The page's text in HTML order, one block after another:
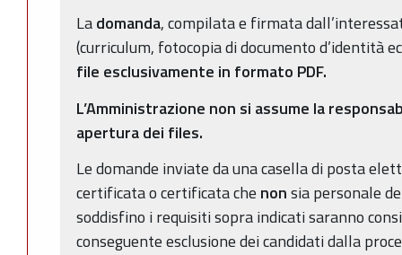
Ladomanda, compilata e firmata
(curriculum, fotocopia di documento d’identità
file esclusivamente in formato PDF.
L’Amministrazione non si assume la
apertura dei files.
Le domande inviate da una casella di posta
certificata o certificata che nonsia personale
soddisfino i requisiti sopra indicati saranno
conseguente esclusione dei candidati dalla